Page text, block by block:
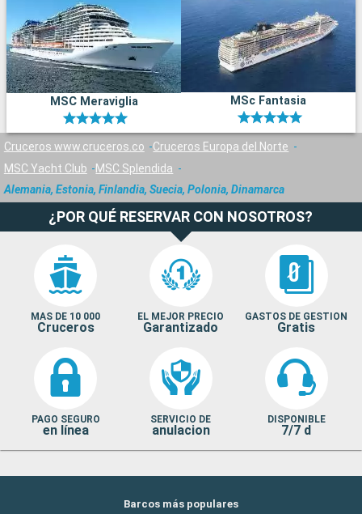
MSC Meraviglia MSc Fantasia
Cruceros www.cruceros.co
Cruceros Europa del Norte
MSC Yacht Club
MSC Splendida
Alemania, Estonia, Finlandia, Suecia, Polonia, Dinamarca
¿POR QUÉ RESERVAR CON NOSOTROS?
MAS DE 10 000
Cruceros
EL MEJOR PRECIO
Garantizado
GASTOS DE GESTION
Gratis
PAGO SEGURO
en línea
SERVICIO DE
anulacion
DISPONIBLE
7/7 d
Barcos más populares